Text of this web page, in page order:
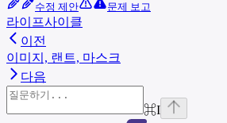
수정 제안 문제 보고
라이프사이클
이전
이미지, 랜트, 마스크
다음
⌘I